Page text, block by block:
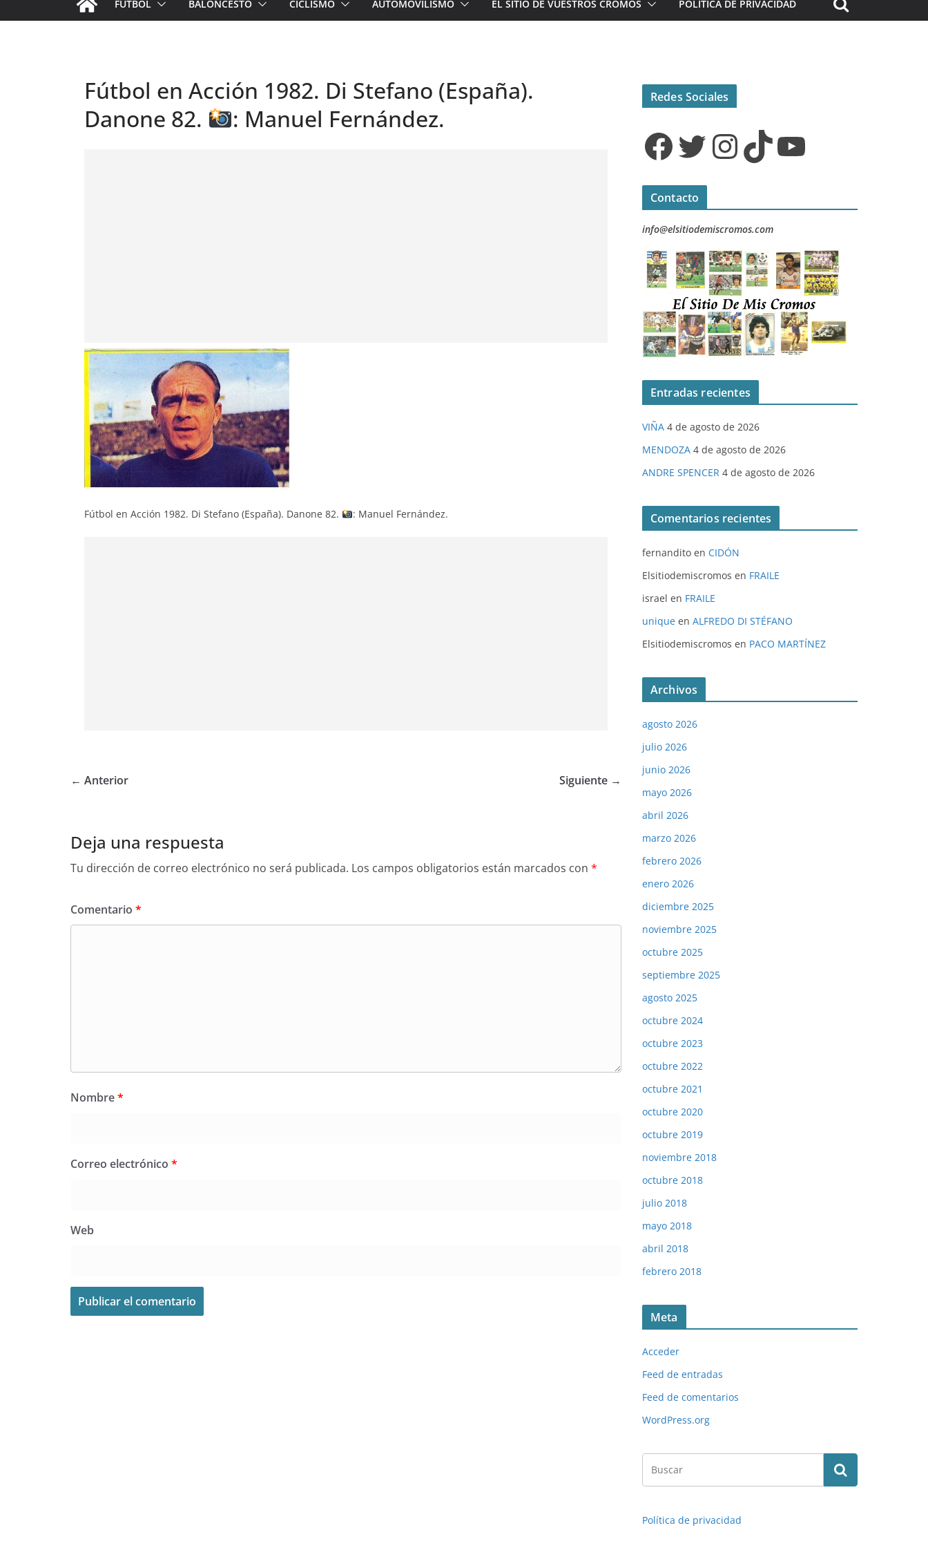
FÚTBOL BALONCESTO CICLISMO AUTOMOVILISMO EL SITIO DE VUESTROS CROMOS POLÍTICA DE PRIVACIDAD
Fútbol en Acción 1982. Di Stefano (España).
Danone 82.
: Manuel Fernández.
Fútbol en Acción 1982. Di Stefano (España). Danone 82. : Manuel Fernández.
← Anterior Siguiente →
Deja una respuesta
Tu dirección de correo electrónico no será publicada. Los campos obligatorios están marcados con *
Comentario *
Nombre*
Correo electrónico *
Web
Redes Sociales
Facebook Twitter InstagramTikTok YouTube
Contacto
info@elsitiodemiscromos.com
Entradas recientes
VIÑA 4 de agosto de 2026
MENDOZA 4 de agosto de 2026
ANDRE SPENCER 4 de agosto de 2026
Comentarios recientes
fernandito en CIDÓN
Elsitiodemiscromos en FRAILE
israel en FRAILE
unique en ALFREDO DI STÉFANO
Elsitiodemiscromos en PACO MARTÍNEZ
Archivos
agosto 2026
julio 2026
junio 2026
mayo 2026
abril 2026
marzo 2026
febrero 2026
enero 2026
diciembre 2025
noviembre 2025
octubre 2025
septiembre 2025
agosto 2025
octubre 2024
octubre 2023
octubre 2022
octubre 2021
octubre 2020
octubre 2019
noviembre 2018
octubre 2018
julio 2018
mayo 2018
abril 2018
febrero 2018
Meta
Acceder
Feed de entradas
Feed de comentarios
WordPress.org
Política de privacidad